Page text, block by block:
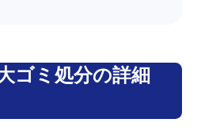
ゴミ処分の詳細